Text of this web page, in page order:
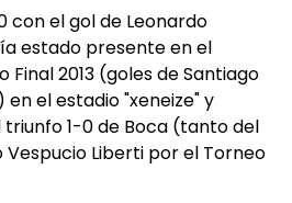
con el gol de Leonardo
estado presente en el
Final 2013 (goles de Santiago
en el estadio "xeneize" y
1-0 de Boca (tanto del
Vespucio Liberti por el Torneo